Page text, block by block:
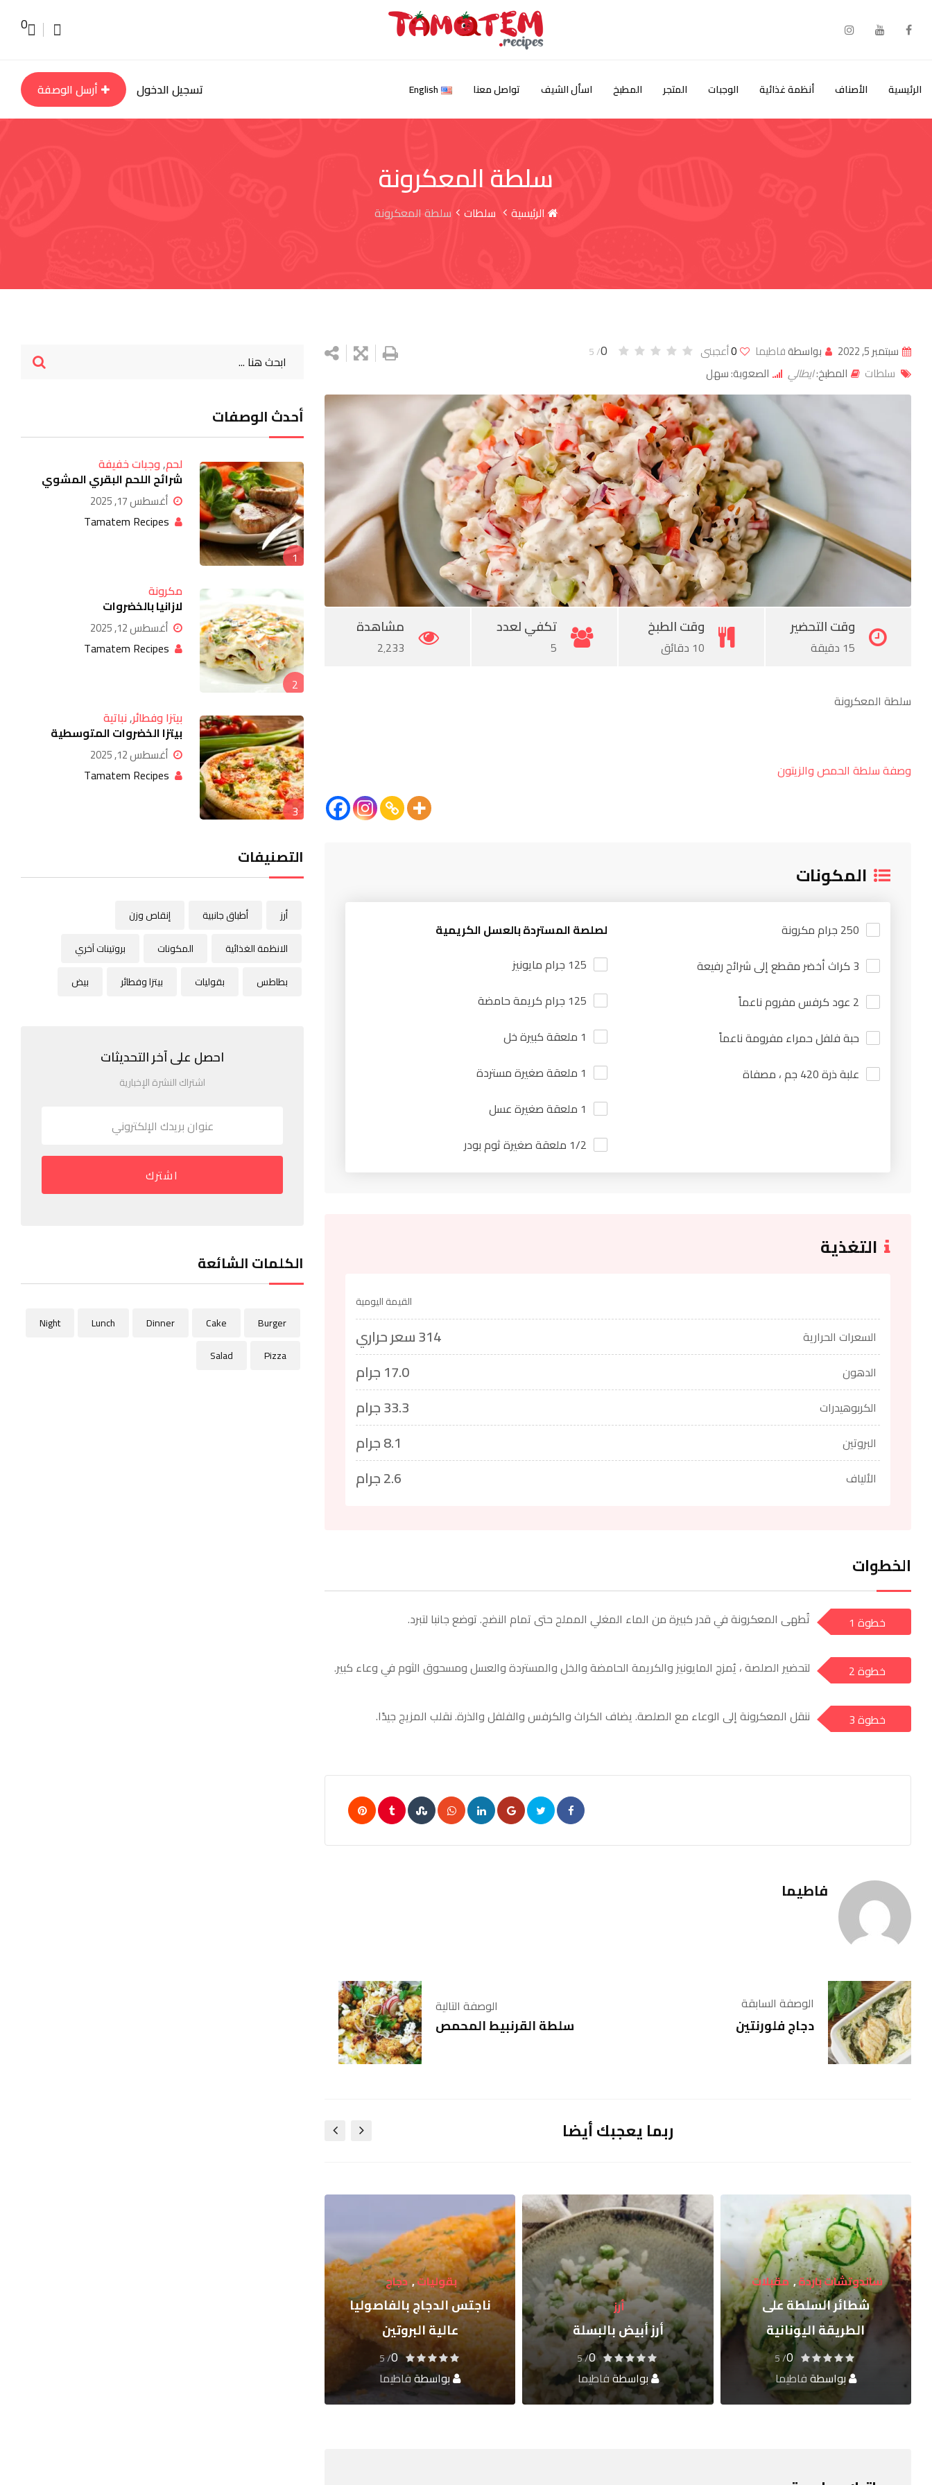
0
الرئيسية الأصناف أنظمة غذائية الوجبات المتجر المطبخ اسأل الشيف تواصل معنا English تسجيل الدخول أرسل الوصفة
سلطة المعكرونة
الرئيسية سلطات سلطة المعكرونة
سبتمبر 5, 2022 بواسطةفاطيما 0أعجبنى 0
/ 5
سلطات المطبخ:ايطالي الصعوبة: سهل
LinkedIn
Whatsapp
StumbleUpon
Tumblr
Pinterest
وقت التحضير
15 دقيقة
وقت الطبخ
10 دقائق
تكفي لعدد
5
مشاهدة
2٬233
سلطة المعكرونة
وصفة سلطة الحمص والزيتون
المكونات
250 جرام مكرونة
3 كراث أخضر مقطع إلى شرائح رفيعة
2 عود كرفس مفروم ناعماً
حبة فلفل حمراء مفرومة ناعماً
علبة ذرة 420 جم ، مصفاة
لصلصة المستردة بالعسل الكريمية
125 جرام مايونيز
125 جرام كريمة حامضة
1 ملعقة كبيرة خل
1 ملعقة صغيرة مستردة
1 ملعقة صغيرة عسل
1/2 ملعقة صغيرة ثوم بودر
التغذية
القيمة اليومية
السعرات الحرارية 314 سعر حراري
الدهون 17.0 جرام
الكربوهيدرات 33.3 جرام
البروتين 8.1 جرام
الألياف 2.6 جرام
الخطوات
a خطوة 1 تُطهى المعكرونة في قدر كبيرة من الماء المغلي المملح حتى تمام النضج. توضع جانبا لتبرد.
a خطوة 2 لتحضير الصلصة ، يُمزج المايونيز والكريمة الحامضة والخل والمستردة والعسل ومسحوق الثوم في وعاء كبير.
a خطوة 3 ننقل المعكرونة إلى الوعاء مع الصلصة. يضاف الكراث والكرفس والفلفل والذرة. نقلب المزيج جيدًا.
Google+
LinkedIn
Whatsapp
StumbleUpon
Tumblr
Pinterest
فاطيما
الوصفة السابقة
دجاج فلورنتين
الوصفة التالية
سلطة القرنبيط المحمص
ربما يعجبك أيضا
أرز
أرز أبيض بالبسلة
0
/ 5
بواسطةفاطيما
بقوليات,دجاج
ناجتس الدجاج بالفاصوليا
عالية البروتين
0
/ 5
بواسطةفاطيما
بطاطس
بطاطس محمصة
بالبارميزان وزبدة الثوم
0
/ 5
بواسطةفاطيما
أحدث الوصفات
1
لحم,وجبات خفيفة
شرائح اللحم البقري المشوي
أغسطس 17, 2025
Tamatem Recipes
2
مكرونة
لازانيا بالخضروات
أغسطس 12, 2025
Tamatem Recipes
3
بيتزا وفطائر,نباتية
بيتزا الخضروات المتوسطية
أغسطس 12, 2025
Tamatem Recipes
التصنيفات
أرز أطباق جانبية
إنقاص وزن
الانظمة الغذائية
المكونات
بروتينات آخري
بطاطس
بقوليات بيتزا وفطائر بيض
احصل على آخر التحديثات
اشتراك النشرة الإخبارية
اشترك
الكلمات الشائعة
Burger
Cake
Dinner
Lunch
Night
Pizza
Salad